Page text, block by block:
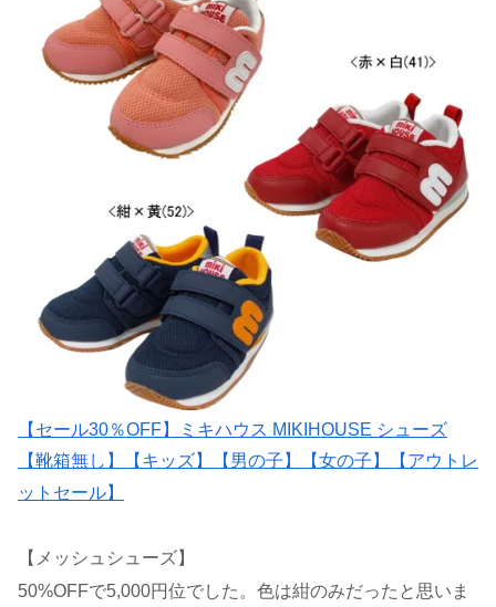
【セール30％OFF】ミキハウス MIKIHOUSE シューズ
【靴箱無し】【キッズ】【男の子】【女の子】【アウトレ
ットセール】
【メッシュシューズ】
50%OFFで5,000円位でした。色は紺のみだったと思いま